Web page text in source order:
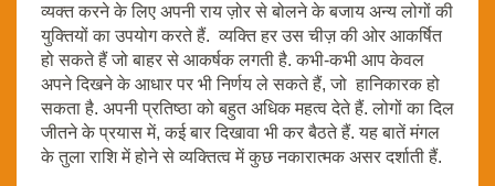
व्यक्त करने के लिए अपनी राय ज़ोर से बोलने के बजाय अन्य लोगों की
युक्तियों का उपयोग करते हैं. व्यक्ति हर उस चीज़ की ओर आकर्षित
हो सकते हैं जो बाहर से आकर्षक लगती है. कभी-कभी आप केवल
अपने दिखने के आधार पर भी निर्णय ले सकते हैं, जो हानिकारक हो
सकता है. अपनी प्रतिष्ठा को बहुत अधिक महत्व देते हैं. लोगों का दिल
जीतने के प्रयास में, कई बार दिखावा भी कर बैठते हैं. यह बातें मंगल
के तुला राशि में होने से व्यक्तित्व में कुछ नकारात्मक असर दर्शाती हैं.